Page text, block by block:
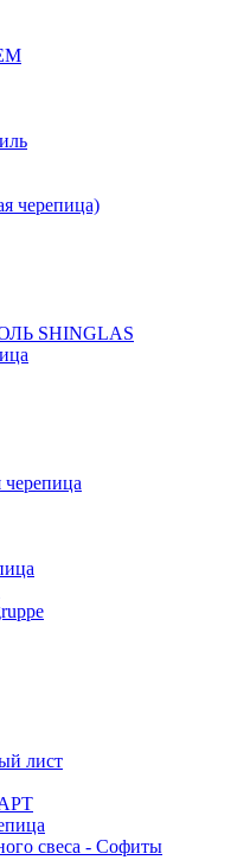
черепица)
SHINGLAS
лист
свеса - Софиты